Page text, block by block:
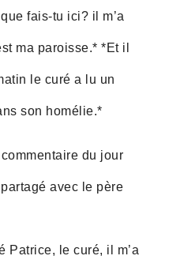
fais-tu ici? il m’a
ma paroisse.* *Et il
le curé a lu un
son homélie.*
du jour
avec le père
Patrice, le curé, il m’a